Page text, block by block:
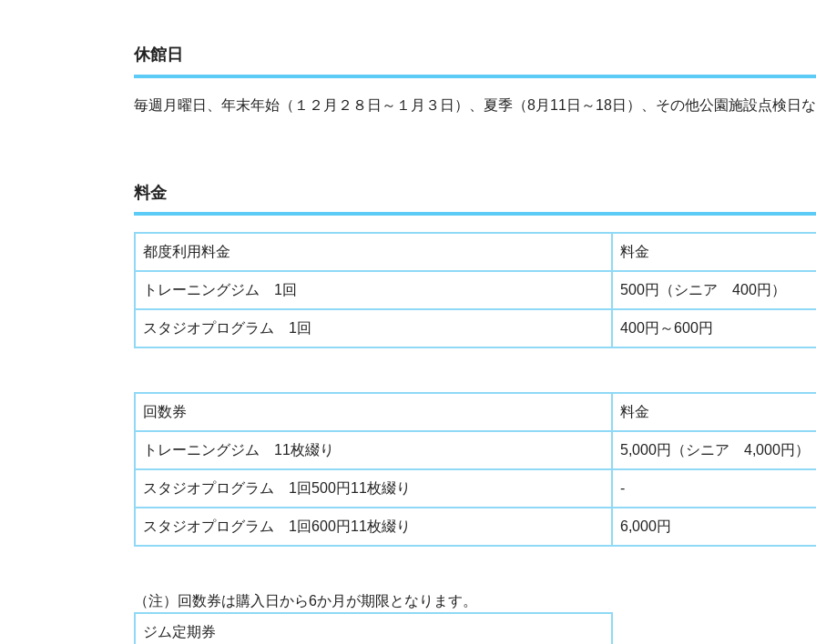
休館日
毎週月曜日、年末年始（１２月２８日～１月３日）、夏季（8月11日～18日）、その他公園施設点検日
料金
都度利用料金 料金
トレーニングジム 1回 500円（シニア 400円）
スタジオプログラム 1回 400円～600円
回数券 料金
トレーニングジム 11枚綴り 5,000円（シニア 4,000円）
スタジオプログラム 1回500円11枚綴り -
スタジオプログラム 1回600円11枚綴り 6,000円
（注）回数券は購入日から6か月が期限となります。
ジム定期券